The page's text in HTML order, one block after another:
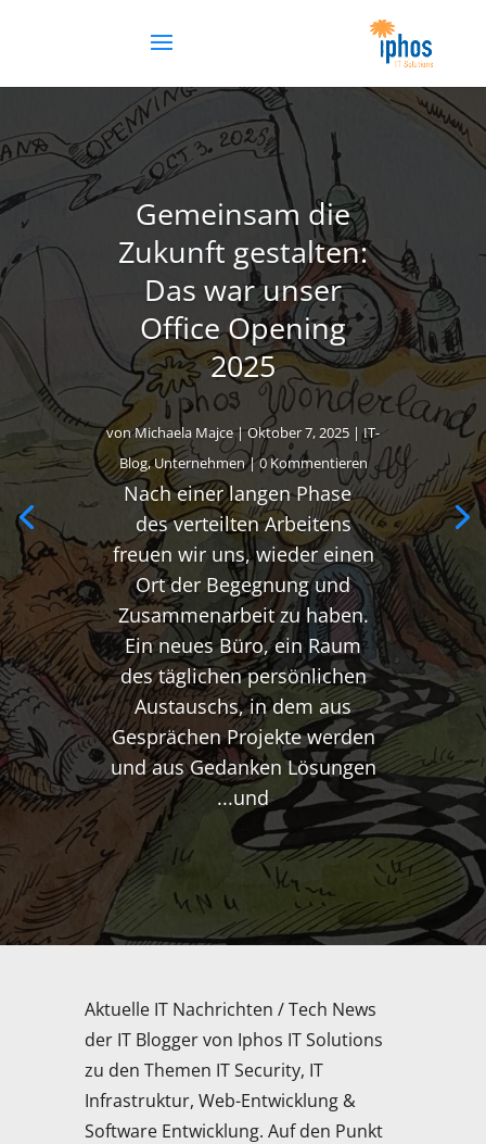
Gemeinsam die
Zukunft gestalten:
Das war unser
Office Opening
2025
vonMichaela Majce|Oktober 7, 2025 |IT-
Blog,Unternehmen| 0 Kommentieren
Nach einer langen Phase
des verteilten Arbeitens
freuen wir uns, wieder einen
Ort der Begegnung und
Zusammenarbeit zu haben.
Ein neues Büro, ein Raum
des täglichen persönlichen
Austauschs, in dem aus
Gesprächen Projekte werden
und aus Gedanken Lösungen
und...
Aktuelle IT Nachrichten / Tech News
der IT Blogger von Iphos IT Solutions
zu den Themen IT Security, IT
Infrastruktur, Web-Entwicklung &
Software Entwicklung. Auf den Punkt